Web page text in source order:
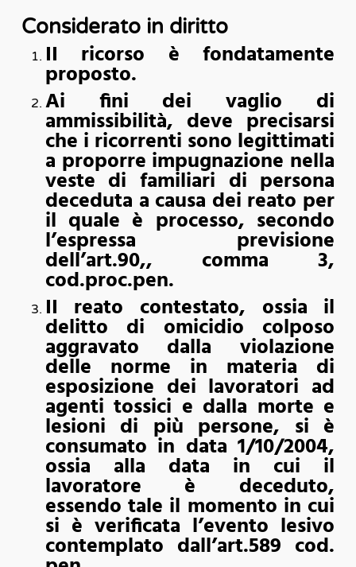
Considerato in diritto
II ricorso è fondatamente
proposto.
Ai fini dei vaglio di
ammissibilità, deve precisarsi
che i ricorrenti sono legittimati
a proporre impugnazione nella
veste di familiari di persona
deceduta a causa dei reato per
il quale è processo, secondo
l’espressa previsione
dell’art.90,, comma 3,
cod.proc.pen.
II reato contestato, ossia il
delitto di omicidio colposo
aggravato dalla violazione
delle norme in materia di
esposizione dei lavoratori ad
agenti tossici e dalla morte e
lesioni di più persone, si è
consumato in data 1/10/2004,
ossia alla data in cui il
lavoratore è deceduto,
essendo tale il momento in cui
si è verificata l’evento lesivo
contemplato dall’art.589 cod.